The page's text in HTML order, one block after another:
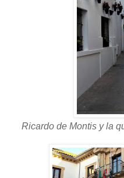
Ricardo de Montis y la